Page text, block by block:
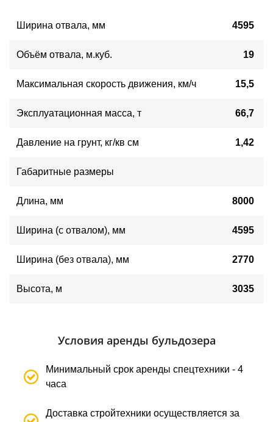
Ширина отвала, мм 4595
Объём отвала, м.куб. 19
Максимальная скорость движения, км/ч 15,5
Эксплуатационная масса, т 66,7
Давление на грунт, кг/кв см 1,42
Габаритные размеры
Длина, мм 8000
Ширина (с отвалом), мм 4595
Ширина (без отвала), мм 2770
Высота, м 3035
Условия аренды бульдозера
Минимальный срок аренды спецтехники - 4
часа
Доставка стройтехники осуществляется за